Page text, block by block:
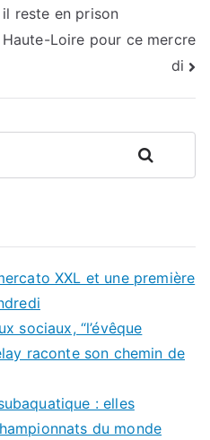
reste en prison
Loire pour ce mercre
di
Rechercher
XXL et une première
sociaux, “l’évêque
raconte son chemin de
: elles
du monde